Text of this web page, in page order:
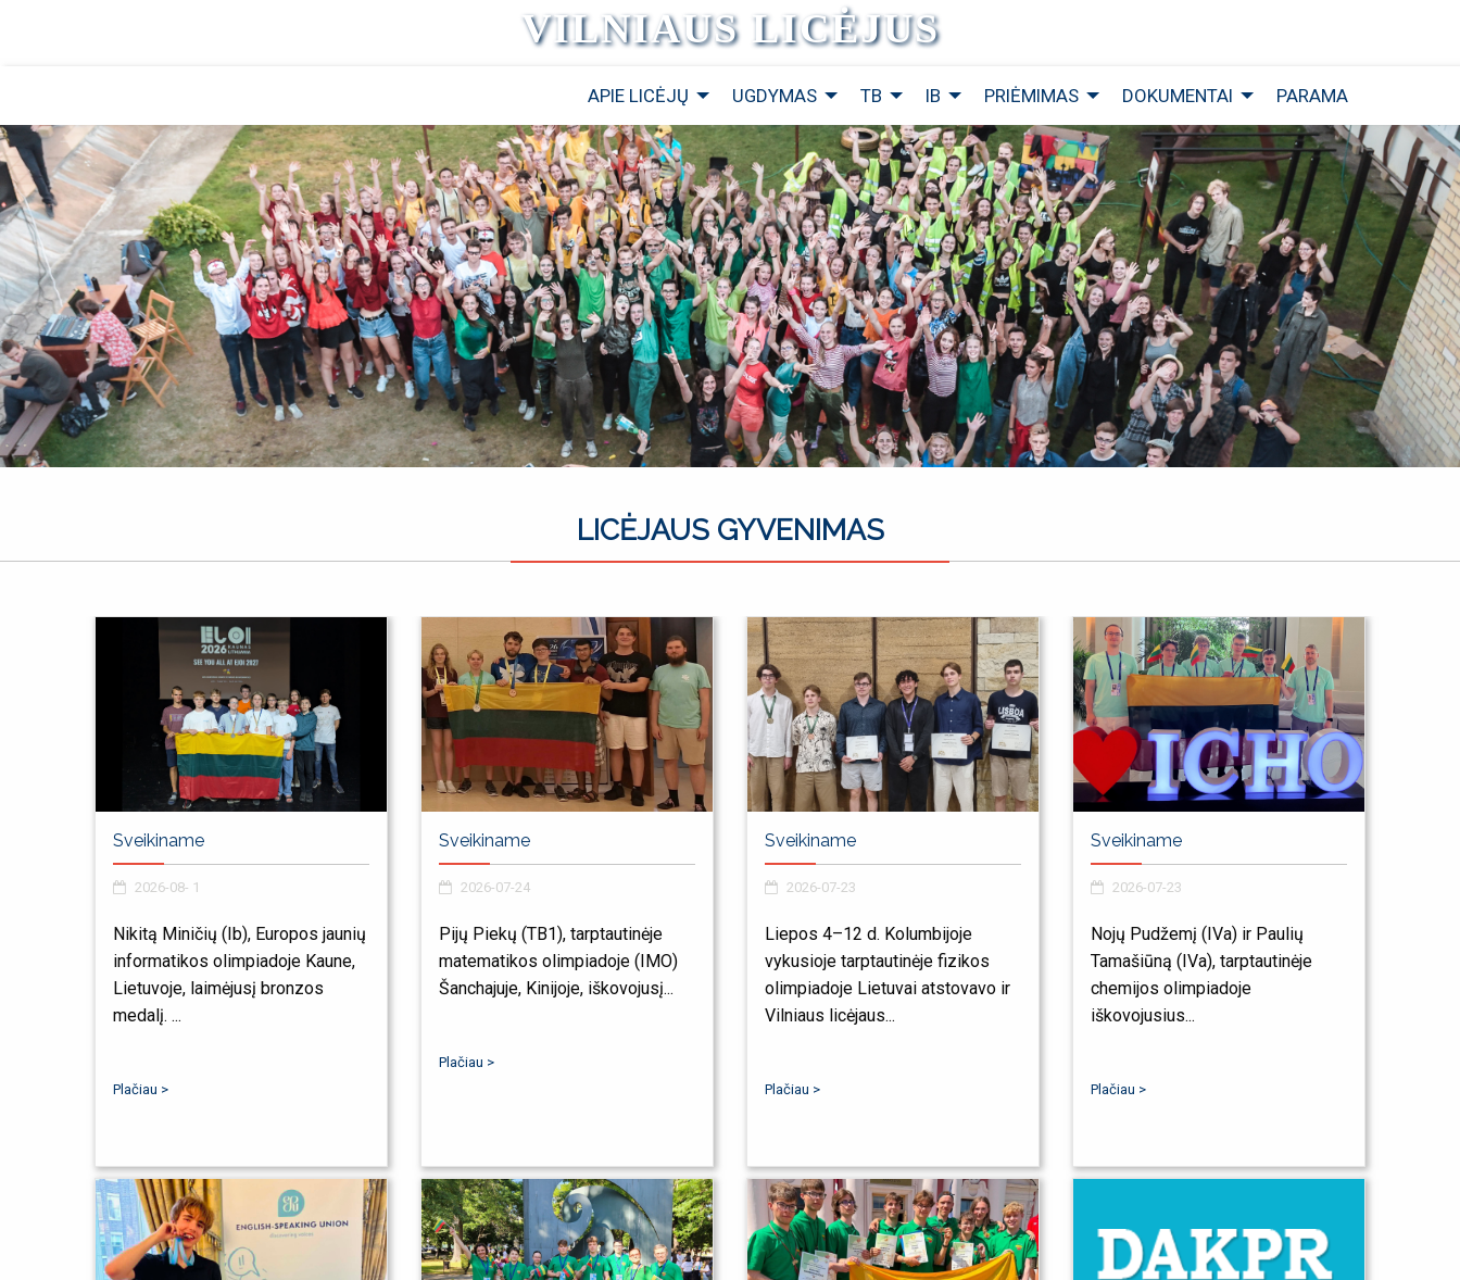
VILNIAUS LICĖJUS
APIE LICĖJŲ UGDYMAS TB IB PRIĖMIMAS DOKUMENTAI PARAMA
LICĖJAUS GYVENIMAS
Sveikiname
2026-08- 1
Nikitą Miničių (Ib), Europos jaunių
informatikos olimpiadoje Kaune,
Lietuvoje, laimėjusį bronzos
medalį. ...
Plačiau >
Sveikiname
2026-07-24
Pijų Piekų (TB1), tarptautinėje
matematikos olimpiadoje (IMO)
Šanchajuje, Kinijoje, iškovojusį...
Plačiau >
Sveikiname
2026-07-23
Liepos 4–12 d. Kolumbijoje
vykusioje tarptautinėje fizikos
olimpiadoje Lietuvai atstovavo ir
Vilniaus licėjaus...
Plačiau >
Sveikiname
2026-07-23
Nojų Pudžemį (IVa) ir Paulių
Tamašiūną (IVa), tarptautinėje
chemijos olimpiadoje
iškovojusius...
Plačiau >